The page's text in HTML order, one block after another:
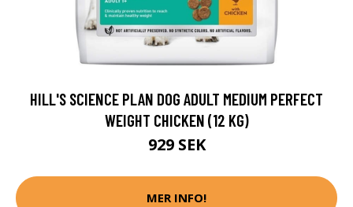
HILL'S SCIENCE PLAN DOG ADULT MEDIUM PERFECT
WEIGHT CHICKEN (12 KG)
929 SEK
MER INFO!